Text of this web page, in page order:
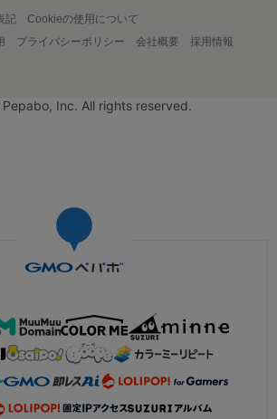
記
Cookieの使用について
プライバシーポリシー 会社概要
採用情報
Inc. All rights reserved.